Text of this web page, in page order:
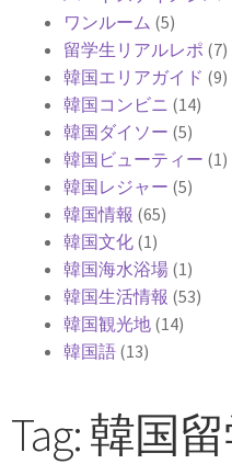
ワンルーム (5)
留学生リアルレポ (7)
韓国エリアガイド (9)
韓国コンビニ (14)
韓国ダイソー (5)
韓国ビューティー (1)
韓国レジャー (5)
韓国情報 (65)
韓国文化 (1)
韓国海水浴場 (1)
韓国生活情報 (53)
韓国観光地 (14)
韓国語 (13)
Tag: 韓国